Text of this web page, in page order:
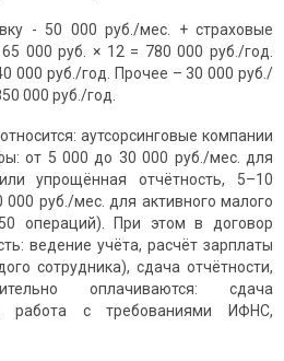
- 50 000 руб./мес. + страховые
000 руб. × 12 = 780 000 руб./год.
000 руб./год. Прочее – 30 000 руб./
000 руб./год.
аутсорсинговые компании
от 5 000 до 30 000 руб./мес. для
упрощённая отчётность, 5–10
руб./мес. для активного малого
операций). При этом в договор
ведение учёта, расчёт зарплаты
сотрудника), сдача отчётности,
оплачиваются: сдача
работа с требованиями ИФНС,